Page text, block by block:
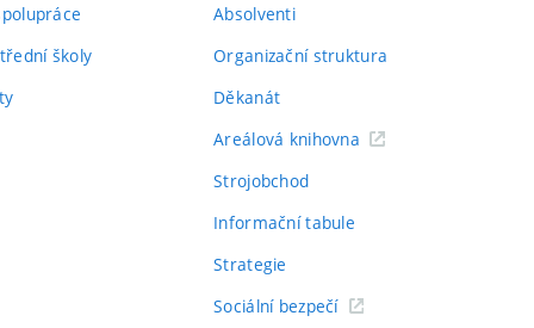
školy
Absolventi
Organizační struktura
Děkanát
Areálová knihovna
Strojobchod
Informační tabule
Strategie
Sociální bezpečí